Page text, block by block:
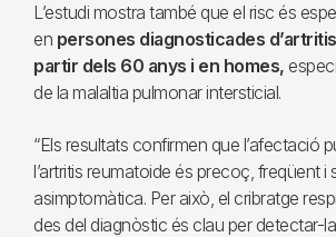
L’estudi mostra també que el risc és
en persones diagnosticades
partir dels 60 anys i en homes,
de la malaltia pulmonar intersticial.
“Els resultats confirmen que l’afectació
l’artritis reumatoide és precoç, freqüent i
asimptomàtica. Per això, el cribratge
des del diagnòstic és clau per detectar-